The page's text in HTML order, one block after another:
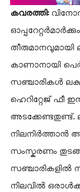
കവരത്തി:
തീരുമാനവുമായി
കാണാനായി
സഞ്ചാരികൾ
ഹെറിറ്റേജ് ഫീ
അടക്കേണ്ടതുണ്ട്.
നിലനിർത്താൻ
സംസ്കരണം
സഞ്ചാരികളിൽ
നിലവിൽ